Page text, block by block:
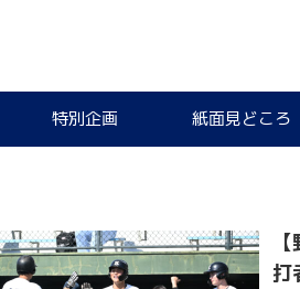
特別企画 紙面見どころ
打